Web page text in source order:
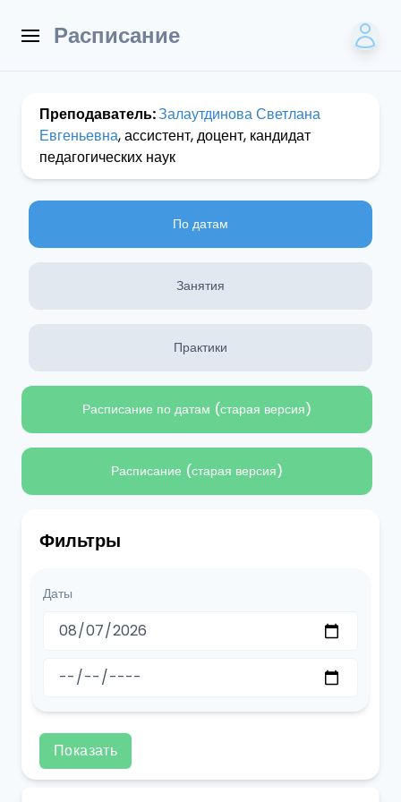
Расписание
Преподаватель:Залаутдинова Светлана
Евгеньевна, ассистент, доцент, кандидат
педагогических наук
По датам
Занятия
Практики
Расписание по датам (старая версия)
Расписание (старая версия)
Фильтры
Даты
Показать